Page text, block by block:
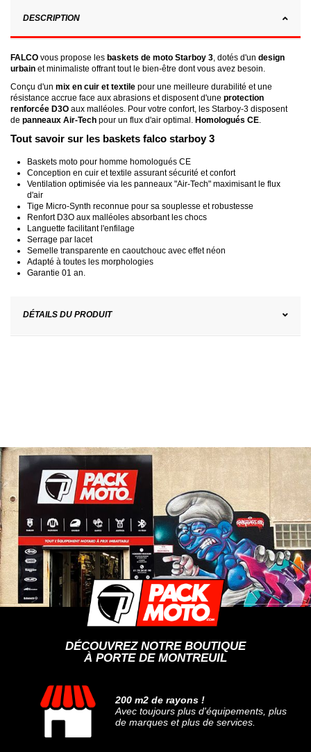
DESCRIPTION
FALCO vous propose les baskets de moto Starboy 3, dotés d'un design
urbain et minimaliste offrant tout le bien-être dont vous avez besoin.
Conçu d'un mix en cuir et textile pour une meilleure durabilité et une
résistance accrue face aux abrasions et disposent d'une protection
renforcée D3O aux malléoles. Pour votre confort, les Starboy-3 disposent
de panneaux Air-Tech pour un flux d'air optimal. Homologués CE.
Tout savoir sur les baskets falco starboy 3
Baskets moto pour homme homologués CE
Conception en cuir et textile assurant sécurité et confort
Ventilation optimisée via les panneaux "Air-Tech" maximisant le flux
d'air
Tige Micro-Synth reconnue pour sa souplesse et robustesse
Renfort D3O aux malléoles absorbant les chocs
Languette facilitant l'enfilage
Serrage par lacet
Semelle transparente en caoutchouc avec effet néon
Adapté à toutes les morphologies
Garantie 01 an.
DÉTAILS DU PRODUIT
DÉCOUVREZ NOTRE BOUTIQUE
À PORTE DE MONTREUIL
200 m2 de rayons !
Avec toujours plus d'équipements, plus
de marques et plus de services.